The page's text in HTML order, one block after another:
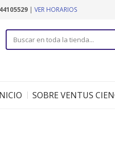
| VER HORARIOS
SOBRE VENTUS